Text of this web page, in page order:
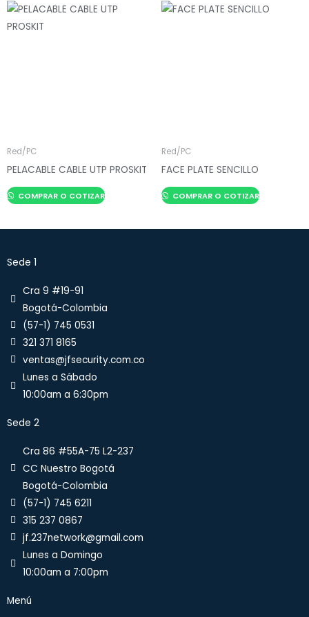
Red/PC
PELACABLE CABLE UTP PROSKIT
COMPRAR O COTIZAR
Red/PC
FACE PLATE SENCILLO
COMPRAR O COTIZAR
Sede 1
Cra 9 #19-91
Bogotá-Colombia
(57-1) 745 0531
321 371 8165
ventas@jfsecurity.com.co
Lunes a Sábado
10:00am a 6:30pm
Sede 2
Cra 86 #55A-75 L2-237
CC Nuestro Bogotá
Bogotá-Colombia
(57-1) 745 6211
315 237 0867
jf.237network@gmail.com
Lunes a Domingo
10:00am a 7:00pm
Menú